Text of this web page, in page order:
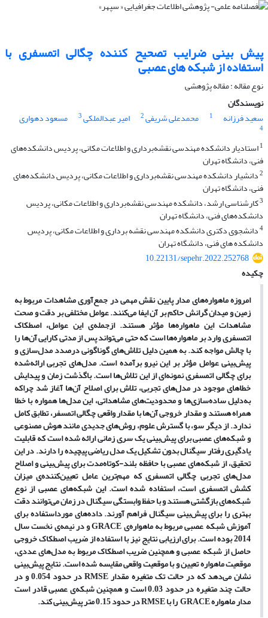
پیش بینی ضرایب تصحیح کننده چگالی اتمسفری با
استفاده از شبکه های عصبی
نوع مقاله : مقاله پژوهشی
نویسندگان
سعید فرزانه
1 محمدعلی شریفی2 امیر عبدالملکی3 مسعود دهواری
4
1استادیار دانشکده مهندسی نقشه‌برداری و اطلاعات مکانی، پردیس دانشکده‌های
فنی، دانشگاه تهران
2دانشیار دانشکده مهندسی نقشه‌برداری و اطلاعات مکانی، پردیس دانشکده‌های
فنی، دانشگاه تهران
3کارشناسی ارشد، دانشکده مهندسی نقشه‌برداری و اطلاعات مکانی، پردیس
دانشکده‌های فنی، دانشگاه تهران
4دانشجوی دکتری دانشکده مهندسی نقشه برداری و اطلاعات مکانی، پردیس
دانشکده های فنی، دانشگاه تهران
10.22131/sepehr.2022.252768
چکیده
امروزه ماهوارههای مدار پایین نقش مهمی در جمعآوری مشاهدات مربوط به
زمین و میدان گرانش حاکم بر آن ایفا میکنند. عوامل مختلفی بر دقت و صحت
مشاهدات این ماهوارهها مؤثر هستند. ازجملهی این عوامل، اصطکاک
اتمسفری وارد بر ماهوارهها است که حتی میتواند پس از مدتی کارایی آنها را
با چالش مواجه کند. به همین دلیل تلاشهای گوناگونی درصدد مدلسازی و
پیشبینی عوامل مؤثر بر این نیرو برآمده است. مدلهای تجربی ارائهشده
برای چگالی اتمسفری نمونهای از این تلاشها است. باگذشت زمان و پیدایش
خطاهای موجود در مدلهای تجربی، تلاش برای اصلاح آنها آغاز شد چراکه
بهدلیل سادهسازیها و محدودیتهای مشاهداتی، این مدلها همواره با خطا
همراه هستند و مقدار خروجی آنها با مقدار واقعی چگالی اتمسفر، تطابق کامل
ندارد.از دیگر سو، با گسترش علوم، روشهای جدیدی مانند هوش مصنوعی
و شبکههای عصبی برای پیشبینی یک سری زمانی ارائه شده است که قابلیت
یادگیری رفتار سیگنال بدون تشکیل یک مدل ریاضی پیچیده را دارند. در این
تحقیق، از شبکههای عصبی با حافظه بلند-کوتاهمدت برای پیشبینی و اصلاح
مدلهای تجربی چگالی اتمسفری که مهمترین عامل تعیینکنندهی میزان
کشش اتمسفری است، استفاده شده است. این شبکههای عصبی از نوع
شبکههای بازگشتی هستند و با حفظ وابستگی سیگنال در زمان میتوانند دقت
بهتری را برای پیشبینی سیگنال فراهم آورند. دادههای مورداستفاده برای
آموزش شبکه عصبی مربوط به ماهوارهیGRACEو در نیمهی نخست سال
2014 بوده است. برای ارزیابی نتایج نیز با استفاده از ضریب اصطکاک خروجی
حاصل از شبکه عصبی و همچنین ضریب اصطکاک مربوط به مدلهای عددی،
موقعیت ماهواره تعیین و با موقعیت واقعی مقایسه شده است. نتایج پیشبینی
نشان میدهد کهدر حالت تک متغیره مقدارRMSE در حدود 0.054 و در
حالت چندمتغیره در حدود 0.03 است و همچنین شبکه ی عصبی قادر است
مدار ماهوارهGRACEرا باRMSEدر حدود 0.15 متر پیش
بینی کند.